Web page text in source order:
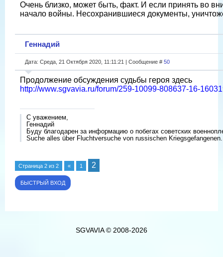
Очень близко, может быть, факт. И если принять во
начало войны. Несохранившиеся документы,
Геннадий
Дата: Среда, 21 Октября 2020, 11:11:21 | Сообщение # 50
Продолжение обсуждения судьбы героя здесь
http://www.sgvavia.ru/forum/259-10099-808637-16-
С уважением,
Геннадий
Буду благодарен за информацию о побегах советских
Suche alles über Fluchtversuche von russischen Kriegsgefangenen.
Страница 2 из 2 « 1 2
SGVAVIA © 2008-2026